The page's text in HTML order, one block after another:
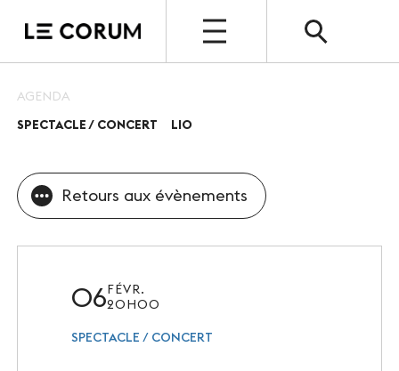
ESPACE PRO
Nos espaces
Vos évènements, nos références
Nos services
Nos offres spéciales
AGENDA
SPECTACLE / CONCERT
LIO
Retours aux évènements
06FÉVR.
20H00
SPECTACLE / CONCERT